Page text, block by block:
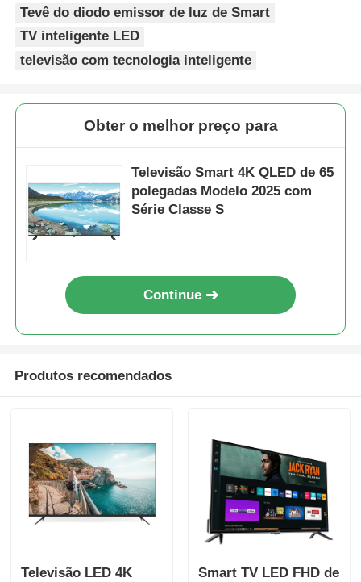
Produtos
Visita à Fábrica
Notícias
Solicitar Orçamento
Tevê do diodo emissor de luz de Smart
Tevê do diodo emissor de luz de Smart
TV inteligente LED
televisão com tecnologia inteligente
Obter o melhor preço para
Televisão Smart 4K QLED de 65
polegadas Modelo 2025 com
Série Classe S
Continue
Produtos recomendados
Televisão LED 4K
Smart TV LED FHD de